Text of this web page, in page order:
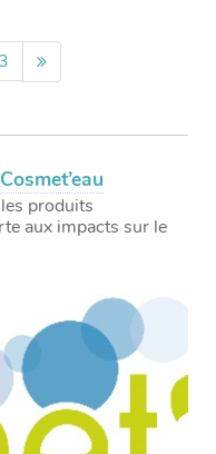
3
produits
aux impacts sur le